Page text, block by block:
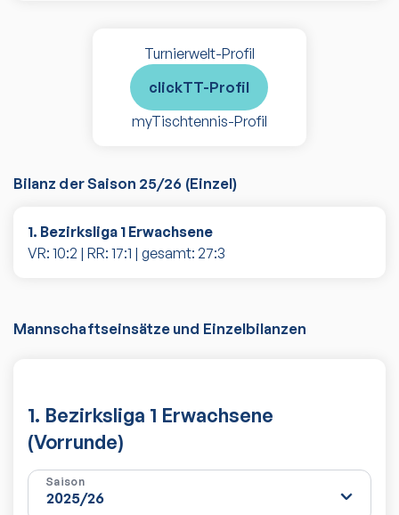
Turnierwelt-Profil
clickTT-Profil
myTischtennis-Profil
Bilanz der Saison 25/26 (Einzel)
1. Bezirksliga 1 Erwachsene
VR: 10:2 | RR: 17:1 | gesamt: 27:3
Mannschaftseinsätze und Einzelbilanzen
1. Bezirksliga 1 Erwachsene
(Vorrunde)
Saison